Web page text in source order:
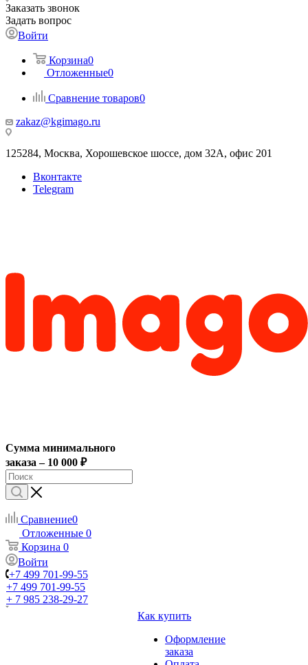
Заказать звонок
Задать вопрос
Войти
Корзина0
Отложенные0
Сравнение товаров0
zakaz@kgimago.ru
125284, Москва, Хорошевское шоссе, дом 32А, офис 201
Вконтакте
Telegram
Сумма минимального
заказа – 10 000 ₽
Сравнение0
Отложенные 0
Корзина 0
Войти
+7 499 701-99-55
+7 499 701-99-55
+ 7 985 238-29-27
Как купить
Оформление
заказа